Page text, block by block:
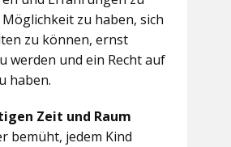
zu haben, sich
zu können, ernst
werden und ein Recht auf
haben.
Zeit und Raum
bemüht, jedem Kind